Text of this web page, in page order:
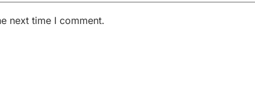
next time I comment.